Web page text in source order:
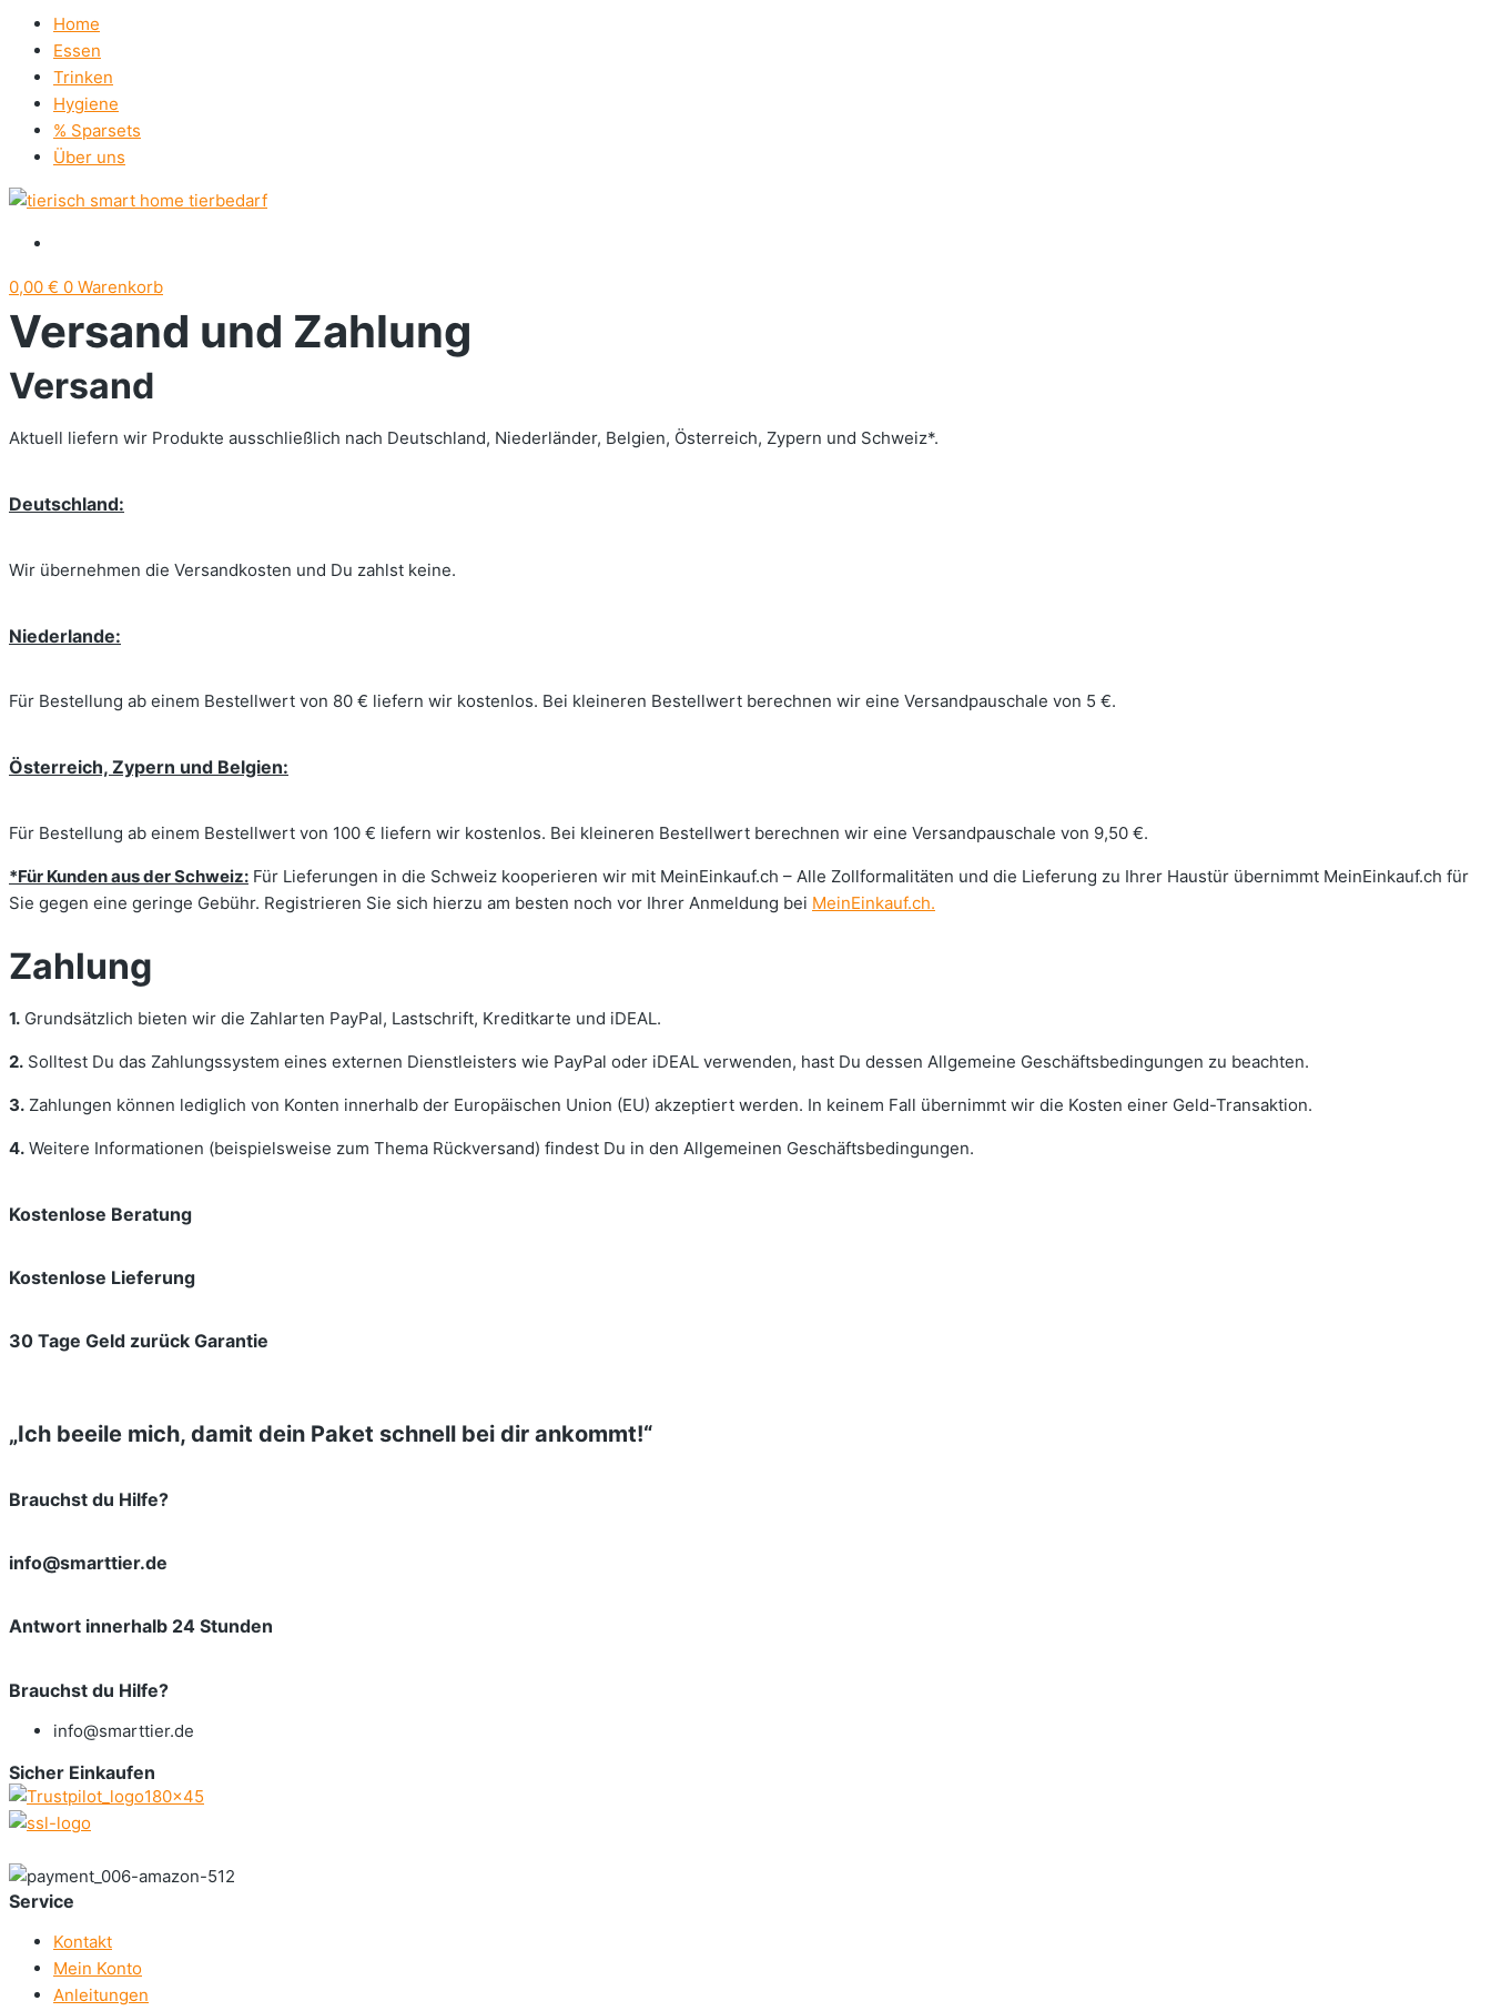
Home
Essen
Trinken
Hygiene
% Sparsets
Über uns
0,00 € 0 Warenkorb
Versand und Zahlung
Versand
Aktuell liefern wir Produkte ausschließlich nach Deutschland, Niederländer, Belgien, Österreich, Zypern und Schweiz*.
Deutschland:
Wir übernehmen die Versandkosten und Du zahlst keine.
Niederlande:
Für Bestellung ab einem Bestellwert von 80 € liefern wir kostenlos. Bei kleineren Bestellwert berechnen wir eine Versandpauschale von 5 €.
Österreich, Zypern und Belgien:
Für Bestellung ab einem Bestellwert von 100 € liefern wir kostenlos. Bei kleineren Bestellwert berechnen wir eine Versandpauschale von 9,50 €.
*Für Kunden aus der Schweiz: Für Lieferungen in die Schweiz kooperieren wir mit MeinEinkauf.ch – Alle Zollformalitäten und die Lieferung zu Ihrer Haustür übernimmt MeinEinkauf.ch für
Sie gegen eine geringe Gebühr. Registrieren Sie sich hierzu am besten noch vor Ihrer Anmeldung bei MeinEinkauf.ch.
Zahlung
1. Grundsätzlich bieten wir die Zahlarten PayPal, Lastschrift, Kreditkarte und iDEAL.
2. Solltest Du das Zahlungssystem eines externen Dienstleisters wie PayPal oder iDEAL verwenden, hast Du dessen Allgemeine Geschäftsbedingungen zu beachten.
3. Zahlungen können lediglich von Konten innerhalb der Europäischen Union (EU) akzeptiert werden. In keinem Fall übernimmt wir die Kosten einer Geld-Transaktion.
4. Weitere Informationen (beispielsweise zum Thema Rückversand) findest Du in den Allgemeinen Geschäftsbedingungen.
Kostenlose Beratung
Kostenlose Lieferung
30 Tage Geld zurück Garantie
„Ich beeile mich, damit dein Paket schnell bei dir ankommt!“
Brauchst du Hilfe?
info@smarttier.de
Antwort innerhalb 24 Stunden
Brauchst du Hilfe?
info@smarttier.de
Sicher Einkaufen
Service
Kontakt
Mein Konto
Anleitungen